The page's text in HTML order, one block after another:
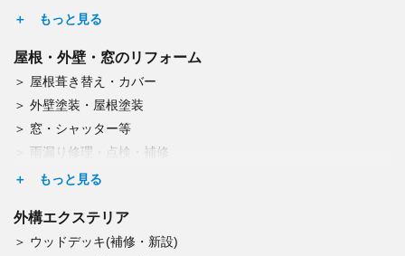
浴室乾燥機取付
給湯器等の交換
蛇口・水栓の調整・修理・交換
エコキュート交換
カーテンレール取付
照明・シーリングファン交換
エアコン取付・取外し・廃棄
換気口の修理
収納スペース・オーダー収納家具造作
屋根・外壁・窓のリフォーム
屋根葺き替え・カバー
外壁塗装・屋根塗装
窓・シャッター等
雨漏り修理・点検・補修
雨どい交換(掃除も)
玄関ドア交換
トップライト（天窓）交換
外構エクステリア
ウッドデッキ(補修・新設)